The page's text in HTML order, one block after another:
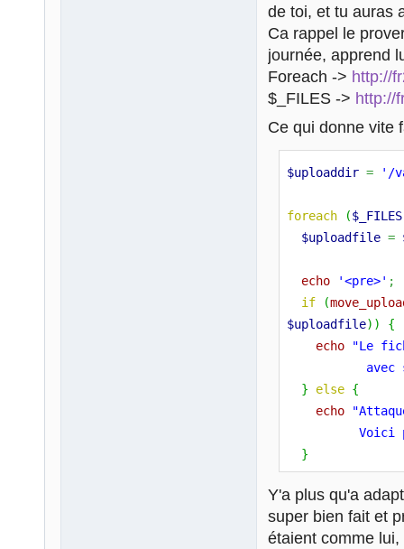
de toi, et tu auras
Ca rappel le
journée, apprend
Foreach -> http://
$_FILES -> http://
Ce qui donne vite
$uploaddir = '/
foreach ($_FILES
$uploadfile =
echo '<pre>' ;
if
(
$uploadfile) )
{
echo
"Le
avec
}
else {
echo
Voici plus
}
echo
'Voici
print_r($file)
Y'a plus qu'a
super bien fait et
étaient comme